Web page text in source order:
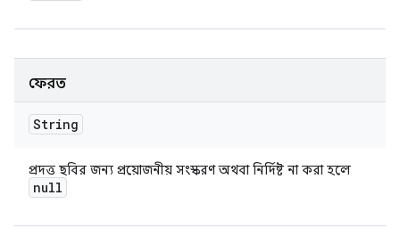
ফেরত
String
প্রদত্ত ছবির জন্য প্রয়োজনীয় সংস্করণ অথবা নির্দিষ্ট না করা হলে
null